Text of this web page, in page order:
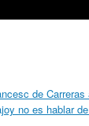
de Carreras
no es hablar